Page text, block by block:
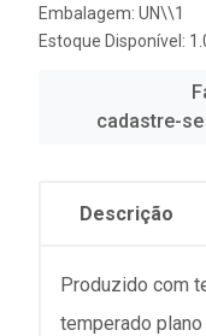
Embalagem: UN\\1
Estoque Disponível:
cadastre-
Descrição
Produzido com
temperado